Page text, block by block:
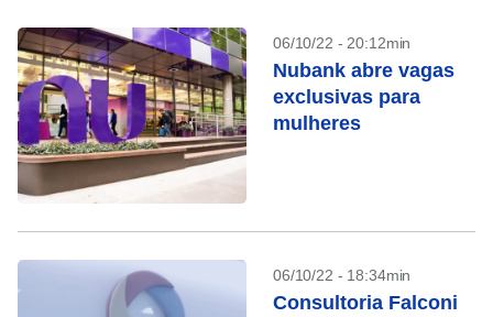
06/10/22 - 20:12min
Nubank abre vagas
exclusivas para
mulheres
06/10/22 - 18:34min
Consultoria Falconi